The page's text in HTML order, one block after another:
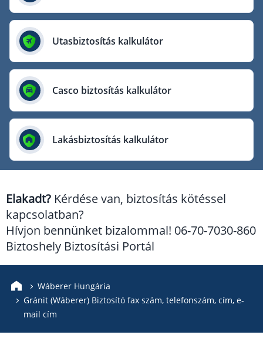
AIG Biztosító
Allianz Biztosító
Cig Pannónia Biztosító
Genertel Biztosító
Groupama Biztosító
KÖBE Biztosító Egyesület
Mondial Assistance Biztosító
Posta Biztosító
Signal Biztosító
Union Biztosító
Utasbiztosítás kalkulátor
Casco biztosítás kalkulátor
Lakásbiztosítás kalkulátor
Elakadt? Kérdése van, biztosítás kötéssel
kapcsolatban?
Hívjon bennünket bizalommal! 06-70-7030-860
Biztoshely Biztosítási Portál
Wáberer Hungária
Gránit (Wáberer) Biztosító fax szám, telefonszám, cím, e-
mail cím